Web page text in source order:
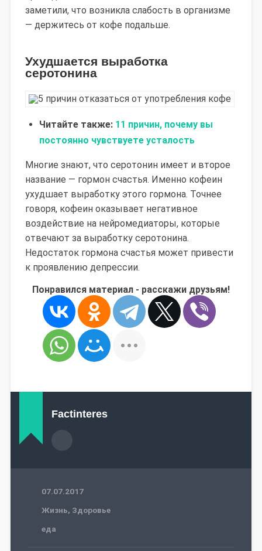
заметили, что возникла слабость в организме
— держитесь от кофе подальше.
Ухудшается выработка
серотонина
Читайте также: 11 причин, почему вы
постоянно чувствуете усталость
Многие знают, что серотонин имеет и второе
название — гормон счастья. Именно кофеин
ухудшает выработку этого гормона. Точнее
говоря, кофеин оказывает негативное
воздействие на нейромедиаторы, которые
отвечают за выработку серотонина.
Недостаток гормона счастья может привести
к проявлению депрессии.
Понравился материал - расскажи друзьям!
Factinteres
07.07.2017
Жизнь, Здоровье
еда